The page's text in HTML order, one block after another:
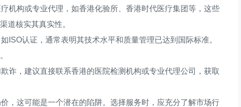
构或专业代理，如香港化验所、香港时代医疗集团等，这些
道核实其真实性。
认证，通常表明其技术水平和质量管理已达到国际标准。
，建议直接联系香港的医院检测机构或专业代理公司，获取
这可能是一个潜在的陷阱。选择服务时，应充分了解市场行